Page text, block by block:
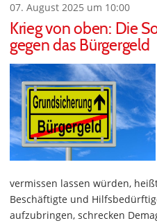
07. August 2025 um 10:00
Krieg von oben: Die
gegen das Bürgergeld
vermissen lassen würden,
Beschäftigte und
aufzubringen, schrecken